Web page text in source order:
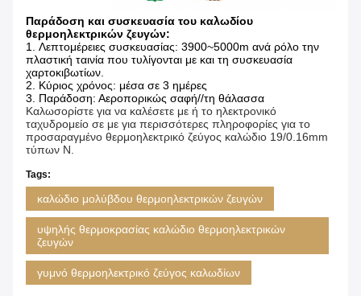
Παράδοση και συσκευασία του καλωδίου
θερμοηλεκτρικών ζευγών:
1. Λεπτομέρειες συσκευασίας: 3900~5000m ανά ρόλο την
πλαστική ταινία που τυλίγονται με και τη συσκευασία
χαρτοκιβωτίων.
2. Κύριος χρόνος: μέσα σε 3 ημέρες
3. Παράδοση: Αεροπορικώς σαφή//τη θάλασσα
Καλωσορίστε για να καλέσετε με ή το ηλεκτρονικό
ταχυδρομείο σε με για περισσότερες πληροφορίες για το
προσαραγμένο θερμοηλεκτρικό ζεύγος καλώδιο 19/0.16mm
τύπων Ν.
Tags:
καλώδιο μολύβδου θερμοηλεκτρικών ζευγών
υψηλής θερμοκρασίας καλώδιο θερμοηλεκτρικών
ζευγών
γυμνό θερμοηλεκτρικό ζεύγος καλωδίων